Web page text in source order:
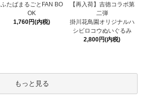
ふたばまるごとFAN BO
OK
1,760円(内税)
【再入荷】吉徳コラボ第
二弾
掛川花鳥園オリジナルハ
シビロコウぬいぐるみ
2,800円(内税)
もっと見る